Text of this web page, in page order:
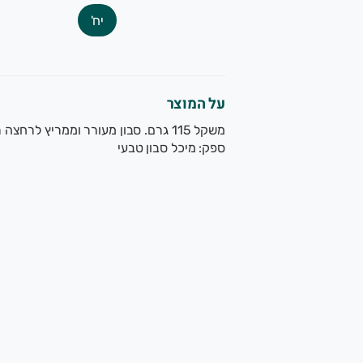
יח'
על המוצר
משקל 115 גרם. סבון מעורר וממריץ לרחצה ריחנית ומשמחת. ממלא את הנפש בהמון אנרגיה.
ספק: מיכל סבון טבעי